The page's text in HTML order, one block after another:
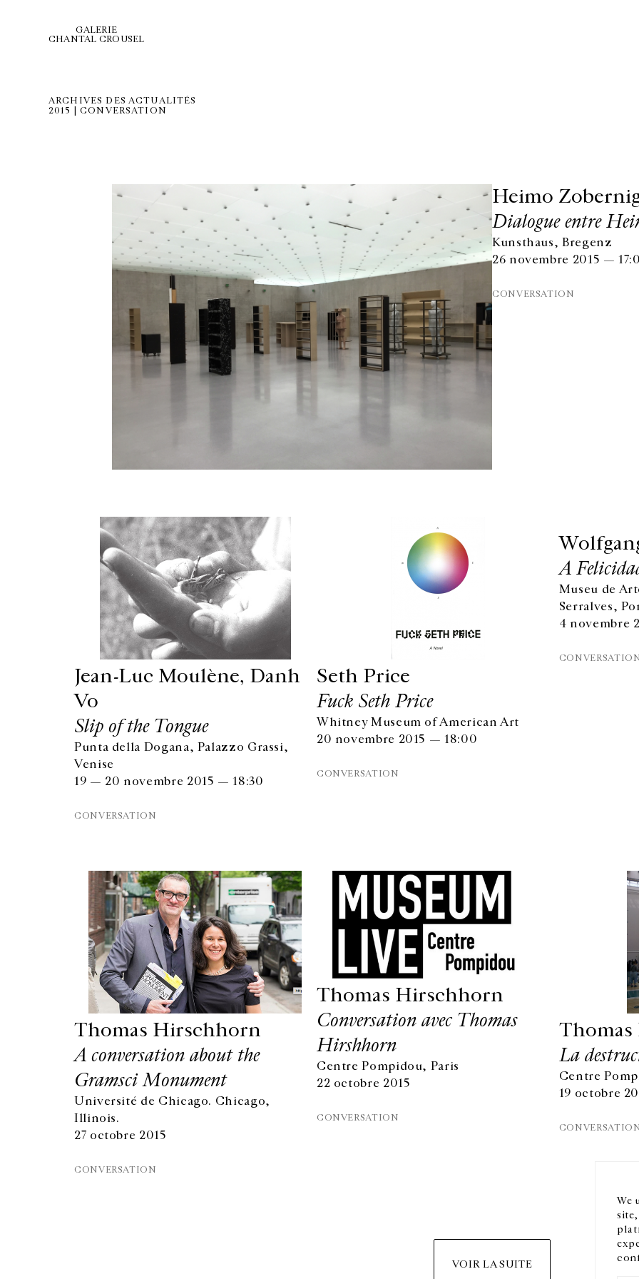
We
GALERIE
CHANTAL CROUSEL
ARCHIVES DES ACTUALITÉS
2015 | CONVERSATION
Heimo
Dialogue entre
Kunsthaus, Bregenz
26 novembre 2015 —
CONVERSATION
Jean-Luc Moulène, Danh
Vo
Slip of the Tongue
Punta della Dogana, Palazzo Grassi,
Venise
19 — 20 novembre 2015 — 18:30
CONVERSATION
Seth Price
Fuck Seth Price
Whitney Museum of American Art
20 novembre 2015 — 18:00
CONVERSATION
A
Museu de
Serralves,
4 novembre
Thomas Hirschhorn
A conversation about the
Gramsci Monument
Université de Chicago. Chicago,
Illinois.
27 octobre 2015
CONVERSATION
Thomas Hirschhorn
Conversation avec Thomas
Hirshhorn
Centre Pompidou, Paris
22 octobre 2015
CONVERSATION
La
Centre
19 octobre
VOIR LA SUITE
GALERIE CHANTAL CROUSEL
10 RUE CHARLOT, 75003 PARIS
HORAIRES D'OUVERTURE